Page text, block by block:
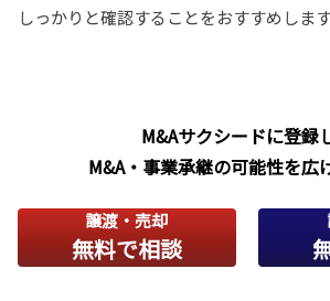
しっかりと確認することをおすすめします
M&Aサクシードに登録
M&A・事業承継の可能性を広
譲渡・売却
無料で相談